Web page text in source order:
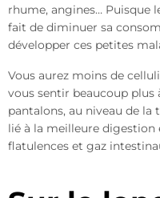
rhume, angines… Puisque
fait de diminuer sa
développer ces petites
Vous aurez moins de
vous sentir beaucoup plus
pantalons, au niveau de
lié à la meilleure
flatulences et gaz